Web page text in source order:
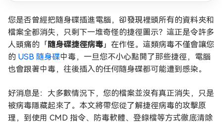
您是否曾經把隨身碟插進電腦，卻發現裡頭所有的資料夾和
檔案全都消失，只剩下一堆奇怪的捷徑圖示？這正是令許多
人頭痛的「隨身碟捷徑病毒」在作怪。這類病毒不僅會讓您
的 USB 隨身碟中毒，一旦您不小心點開了那些捷徑，電腦
也會跟著中毒，往後插入的任何隨身碟都可能遭到感染。
好消息是：大多數情況下，您的檔案並沒有真正消失，只是
被病毒隱藏起來了。本文將帶您從了解捷徑病毒的攻擊原
理，到使用 CMD 指令、防毒軟體、登錄檔等方式徹底清除